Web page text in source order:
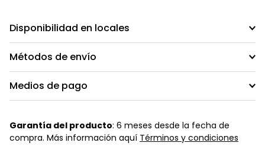
Disponibilidad en locales
Métodos de envío
Medios de pago
Garantía del producto: 6 meses desde la fecha de
compra. Más información aquí Términos y condiciones